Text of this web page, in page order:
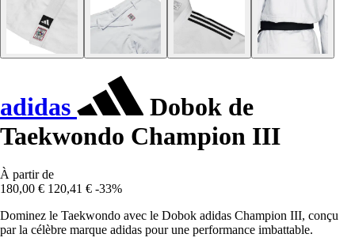
adidas
Dobok de
Taekwondo Champion III
À partir de
180,00 € 120,41 € -33%
Dominez le Taekwondo avec le Dobok adidas Champion III, conçu
par la célèbre marque adidas pour une performance imbattable.